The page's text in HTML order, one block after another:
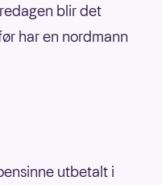
blir det
har en nordmann
utbetalt i